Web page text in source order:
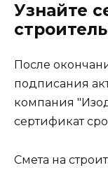
Узнайте
После
подписания
компания
сертификат
Смета на